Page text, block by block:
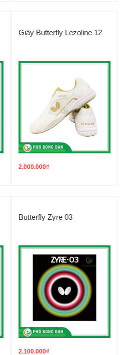
Giày Butterfly Lezoline 12
2.000.000₫
Butterfly Zyre 03
2.100.000₫